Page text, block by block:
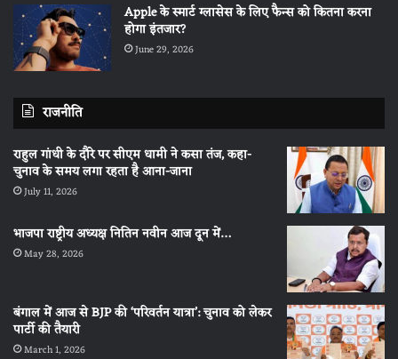
Apple के स्मार्ट ग्लासेस के लिए फैन्स को कितना करना
होगा इंतजार?
June 29, 2026
राजनीति
राहुल गांधी के दौरे पर सीएम धामी ने कसा तंज, कहा-
चुनाव के समय लगा रहता है आना-जाना
July 11, 2026
भाजपा राष्ट्रीय अध्यक्ष नितिन नवीन आज दून में…
May 28, 2026
बंगाल में आज से BJP की ‘परिवर्तन यात्रा’: चुनाव को लेकर
पार्टी की तैयारी
March 1, 2026